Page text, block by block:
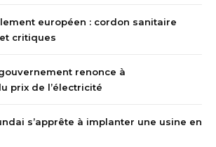
européen : cordon sanitaire
critiques
renonce à
prix de l’électricité
s’apprête à implanter une usine en